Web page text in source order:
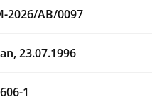
2026/AB/0097
23.07.1996
1